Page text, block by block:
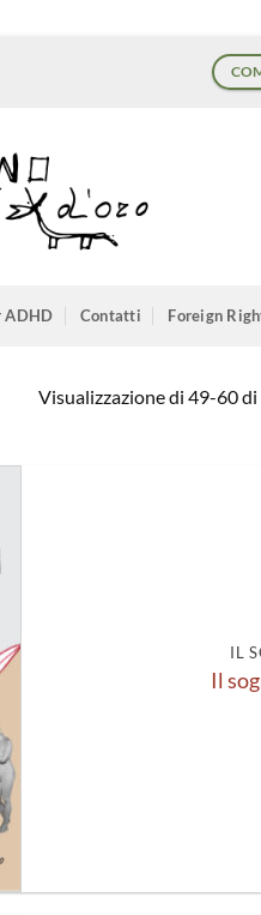
ADHD Contatti Foreign
Visualizzazione di 49-60
IL
Il